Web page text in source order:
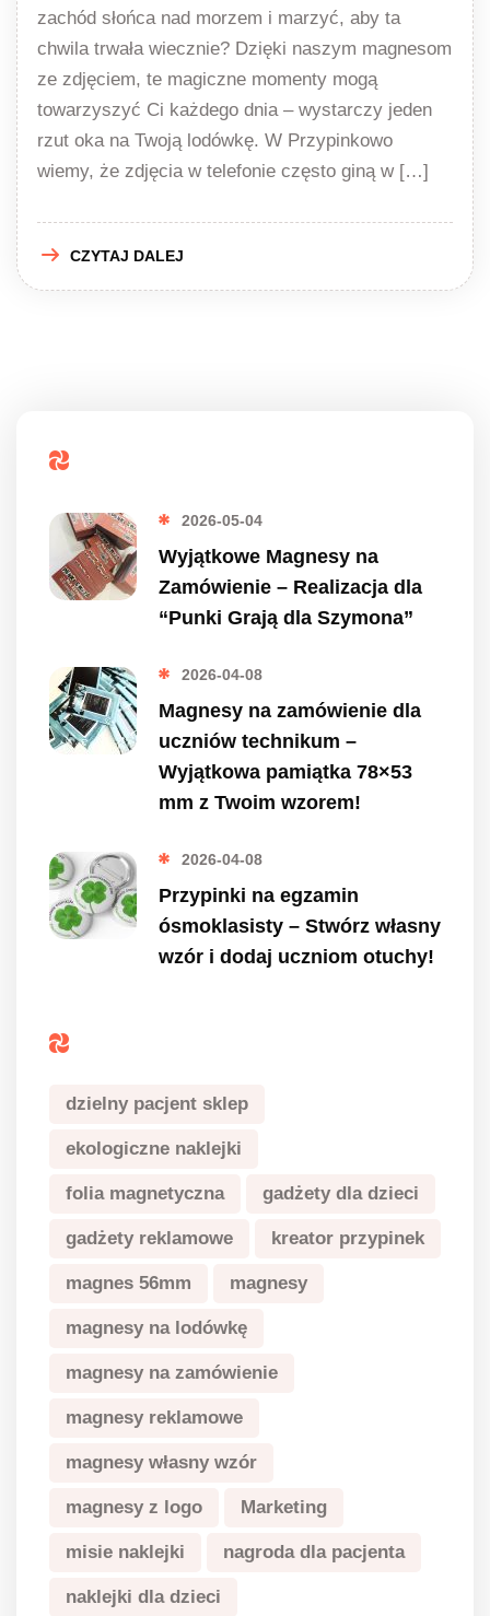
zachód słońca nad morzem i marzyć, aby ta
chwila trwała wiecznie? Dzięki naszym magnesom
ze zdjęciem, te magiczne momenty mogą
towarzyszyć Ci każdego dnia – wystarczy jeden
rzut oka na Twoją lodówkę. W Przypinkowo
wiemy, że zdjęcia w telefonie często giną w […]
CZYTAJ DALEJ
2026-05-04
Wyjątkowe Magnesy na
Zamówienie – Realizacja dla
“Punki Grają dla Szymona”
2026-04-08
Magnesy na zamówienie dla
uczniów technikum –
Wyjątkowa pamiątka 78×53
mm z Twoim wzorem!
2026-04-08
Przypinki na egzamin
ósmoklasisty – Stwórz własny
wzór i dodaj uczniom otuchy!
dzielny pacjent sklep
ekologiczne naklejki
folia magnetyczna gadżety dla dzieci
gadżety reklamowe kreator przypinek
magnes 56mm magnesy
magnesy na lodówkę
magnesy na zamówienie
magnesy reklamowe
magnesy własny wzór
magnesy z logo Marketing
misie naklejki nagroda dla pacjenta
naklejki dla dzieci